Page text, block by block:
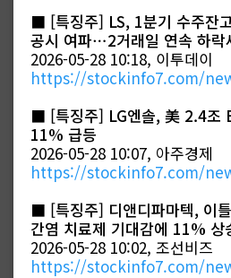
■ [특징주] LS, 1분기 수주잔
공시 여파⋯2거래일 연속 하락
2026-05-28 10:18, 이투데이
https://stockinfo7.com/
■ [특징주] LG엔솔, 美 2.4조
11% 급등
2026-05-28 10:07, 아주경제
https://stockinfo7.com/
■ [특징주] 디앤디파마텍, 이
간염 치료제 기대감에 11% 상
2026-05-28 10:02, 조선비즈
https://stockinfo7.com/